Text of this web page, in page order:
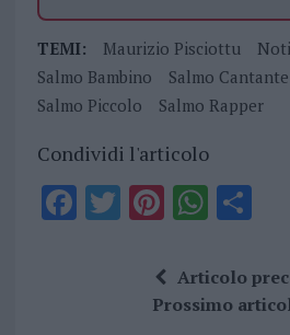
TEMI: Maurizio Pisciottu
Salmo Bambino
Salmo Cantante
Salmo Piccolo
Salmo Rapper
Condividi l'articolo
F T Pi
te
re
W
at
s
S
a
re
Articolo
Prossimo